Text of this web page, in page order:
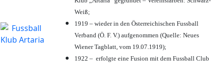
Weiß;
1919 – wieder in den Österreichischen Fussball
Verband (Ö. F. V.) aufgenommen (Quelle: Neues
Wiener Tagblatt, vom 19.07.1919);
1922 – erfolgte eine Fusion mit dem Fussball Club